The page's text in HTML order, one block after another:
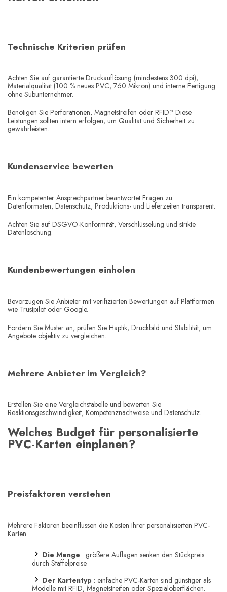
Technische Kriterien prüfen
Achten Sie auf garantierte Druckauflösung (mindestens 300 dpi),
Materialqualität (100 % neues PVC, 760 Mikron) und interne Fertigung
ohne Subunternehmer.
Benötigen Sie Perforationen, Magnetstreifen oder RFID? Diese
Leistungen sollten intern erfolgen, um Qualität und Sicherheit zu
gewährleisten.
Kundenservice bewerten
Ein kompetenter Ansprechpartner beantwortet Fragen zu
Datenformaten, Datenschutz, Produktions- und Lieferzeiten transparent.
Achten Sie auf DSGVO-Konformität, Verschlüsselung und strikte
Datenlöschung.
Kundenbewertungen einholen
Bevorzugen Sie Anbieter mit verifizierten Bewertungen auf Plattformen
wie Trustpilot oder Google.
Fordern Sie Muster an, prüfen Sie Haptik, Druckbild und Stabilität, um
Angebote objektiv zu vergleichen.
Mehrere Anbieter im Vergleich?
Erstellen Sie eine Vergleichstabelle und bewerten Sie
Reaktionsgeschwindigkeit, Kompetenznachweise und Datenschutz.
Welches Budget für personalisierte
PVC-Karten einplanen?
Preisfaktoren verstehen
Mehrere Faktoren beeinflussen die Kosten Ihrer personalisierten PVC-
Karten.
Die Menge : größere Auflagen senken den Stückpreis
durch Staffelpreise.
Der Kartentyp : einfache PVC-Karten sind günstiger als
Modelle mit RFID, Magnetstreifen oder Spezialoberflächen.